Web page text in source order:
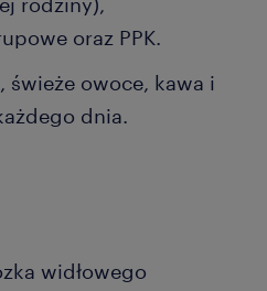
oraz PPK.
świeże owoce, kawa i
dnia.
widłowego